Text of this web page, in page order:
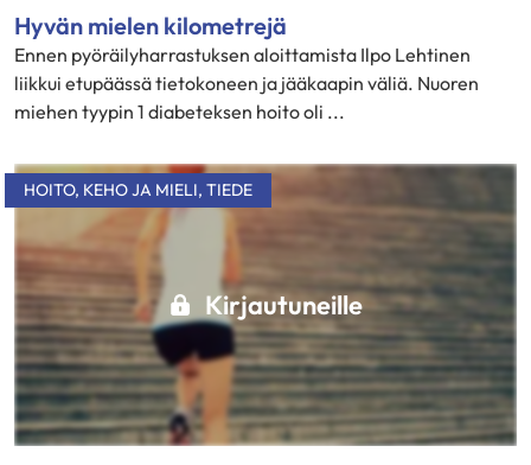
Hyvän mielen kilometrejä
Ennen pyöräilyharrastuksen aloittamista Ilpo Lehtinen
liikkui etupäässä tietokoneen ja jääkaapin väliä. Nuoren
miehen tyypin 1 diabeteksen hoito oli ...
Kirjautuneille
HOITO, KEHO JA MIELI, TIEDE